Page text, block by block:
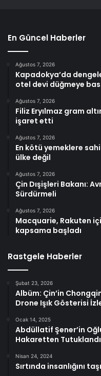
En Güncel Haberler
Ağustos 7, 2026
Kapadokya’da
otel devi düğmeye
Ağustos 7, 2026
Filiz Eryılmaz gram
işaret etti
Ağustos 7, 2026
En kötü yemeklere
ülke değil
Ağustos 7, 2026
Çin Dışişleri Bakanı:
Sürdürmeli
Ağustos 7, 2026
Macquarie, Rakuten
kapsama başladı
Rastgele Haberler
Şubat 23, 2026
Albüm: Çin’in
Drone Işık Gösterisi
Ocak 14, 2025
Abdüllatif Şener’in
Hakaretten Tutuklandı
Nisan 24, 2024
Sırtında insanlığını